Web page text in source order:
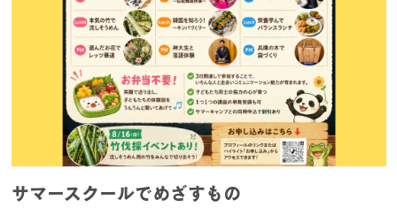
サマースクールでめざすもの